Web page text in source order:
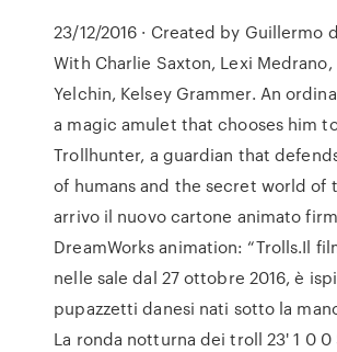
23/12/2016 · Created by Guillermo
With Charlie Saxton, Lexi Medrano,
Yelchin, Kelsey Grammer. An
a magic amulet that chooses him
Trollhunter, a guardian that
of humans and the secret world of
arrivo il nuovo cartone animato
DreamWorks animation: “Trolls.Il
nelle sale dal 27 ottobre 2016, è
pupazzetti danesi nati sotto la
La ronda notturna dei troll 23' 1 0 0